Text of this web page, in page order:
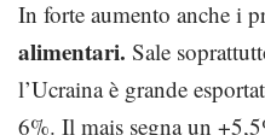
In forte aumento anche i
alimentari. Sale
l’Ucraina è grande
6%. Il mais segna un